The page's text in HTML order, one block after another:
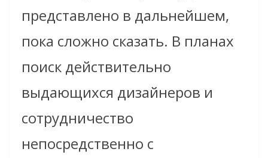
представлено в дальнейшем,
пока сложно сказать. В планах
поиск действительно
выдающихся дизайнеров и
сотрудничество
непосредственно с